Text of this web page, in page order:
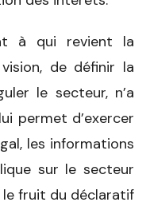
à qui revient la
de définir la
le secteur, n’a
permet d’exercer
les informations
sur le secteur
fruit du déclaratif